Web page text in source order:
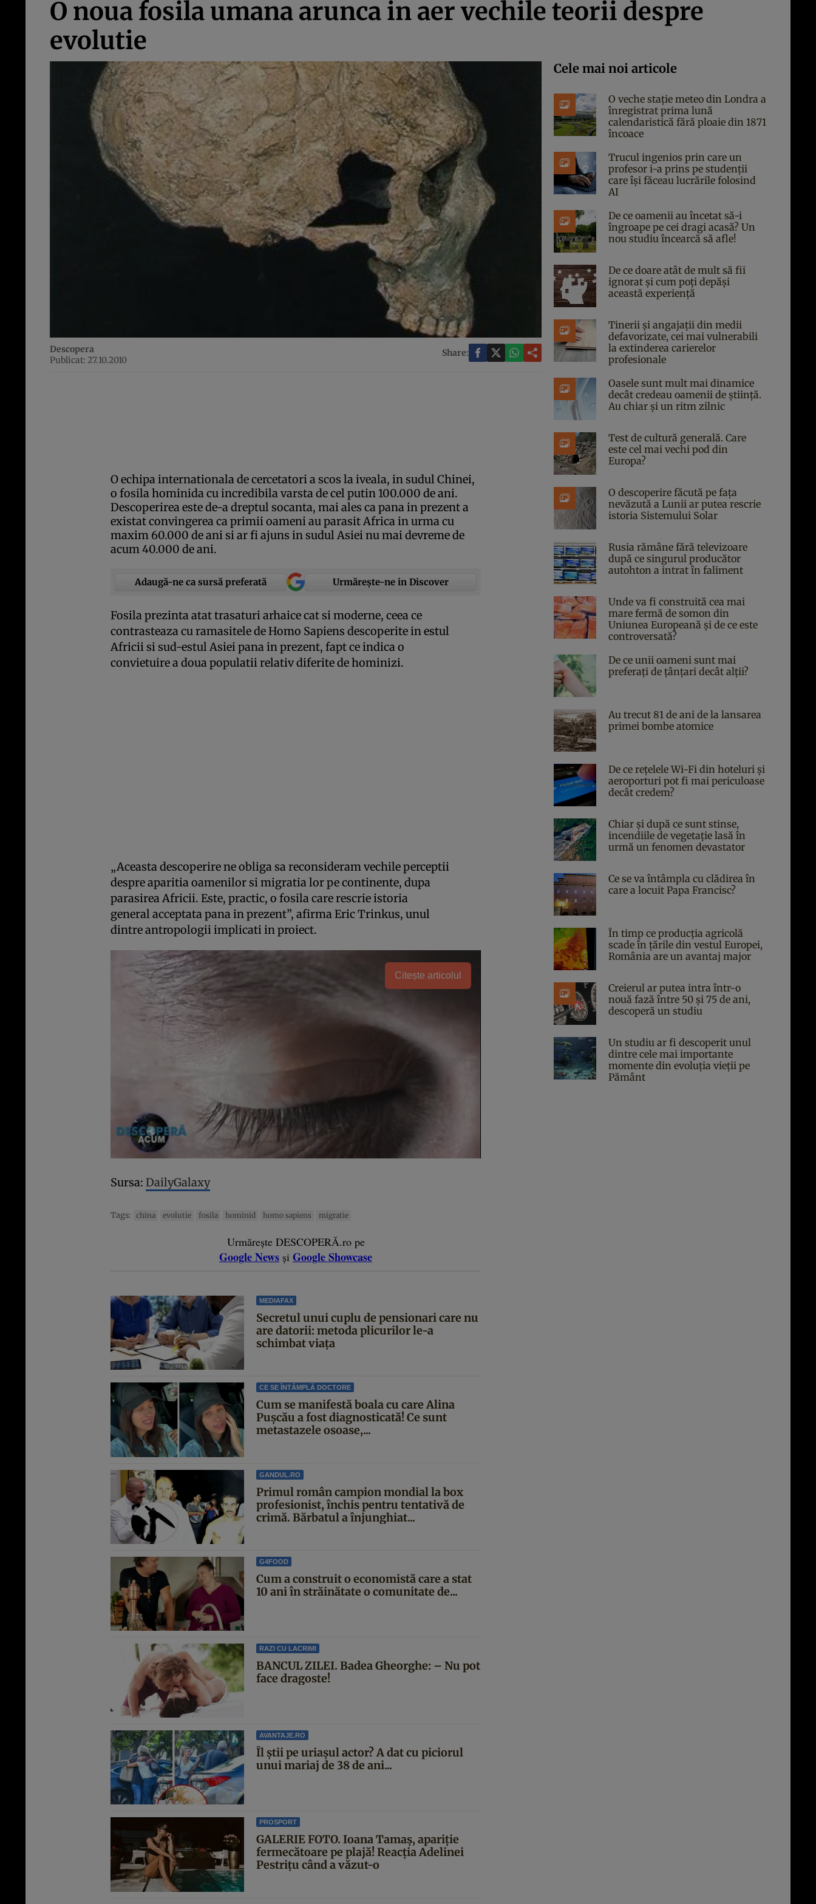
O noua fosila umana arunca in aer vechile teorii despre
evolutie
Descopera
Publicat: 27.10.2010
Share:
O echipa internationala de cercetatori a scos la iveala, in sudul Chinei,
o fosila hominida cu incredibila varsta de cel putin 100.000 de ani.
Descoperirea este de-a dreptul socanta, mai ales ca pana in prezent a
existat convingerea ca primii oameni au parasit Africa in urma cu
maxim 60.000 de ani si ar fi ajuns in sudul Asiei nu mai devreme de
acum 40.000 de ani.
Adaugă-ne ca sursă preferată Urmărește-ne in Discover
Fosila prezinta atat trasaturi arhaice cat si moderne, ceea ce
contrasteaza cu ramasitele de Homo Sapiens descoperite in estul
Africii si sud-estul Asiei pana in prezent, fapt ce indica o
convietuire a doua populatii relativ diferite de hominizi.
„Aceasta descoperire ne obliga sa reconsideram vechile perceptii
despre aparitia oamenilor si migratia lor pe continente, dupa
parasirea Africii. Este, practic, o fosila care rescrie istoria
general acceptata pana in prezent”, afirma Eric Trinkus, unul
dintre antropologii implicati in proiect.
Citește articolul
Sursa: DailyGalaxy
Tags: china evolutie fosila hominid homo sapiens migratie
Urmărește DESCOPERĂ.ro pe
Google News și Google Showcase
MEDIAFAX
Secretul unui cuplu de pensionari care nu
are datorii: metoda plicurilor le-a
schimbat viața
CE SE ÎNTÂMPLĂ DOCTORE
Cum se manifestă boala cu care Alina
Pușcău a fost diagnosticată! Ce sunt
metastazele osoase,...
GANDUL.RO
Primul român campion mondial la box
profesionist, închis pentru tentativă de
crimă. Bărbatul a înjunghiat...
G4FOOD
Cum a construit o economistă care a stat
10 ani în străinătate o comunitate de...
RAZI CU LACRIMI
BANCUL ZILEI. Badea Gheorghe: – Nu pot
face dragoste!
AVANTAJE.RO
Îl știi pe uriașul actor? A dat cu piciorul
unui mariaj de 38 de ani...
PROSPORT
GALERIE FOTO. Ioana Tamaş, apariție
fermecătoare pe plajă! Reacția Adelinei
Pestrițu când a văzut-o
Cele mai noi articole
O veche stație meteo din Londra a
înregistrat prima lună
calendaristică fără ploaie din 1871
încoace
Trucul ingenios prin care un
profesor i-a prins pe studenții
care își făceau lucrările folosind
AI
De ce oamenii au încetat să-i
îngroape pe cei dragi acasă? Un
nou studiu încearcă să afle!
De ce doare atât de mult să fii
ignorat și cum poți depăși
această experiență
Tinerii și angajații din medii
defavorizate, cei mai vulnerabili
la extinderea carierelor
profesionale
Oasele sunt mult mai dinamice
decât credeau oamenii de știință.
Au chiar și un ritm zilnic
Test de cultură generală. Care
este cel mai vechi pod din
Europa?
O descoperire făcută pe fața
nevăzută a Lunii ar putea rescrie
istoria Sistemului Solar
Rusia rămâne fără televizoare
după ce singurul producător
autohton a intrat în faliment
Unde va fi construită cea mai
mare fermă de somon din
Uniunea Europeană și de ce este
controversată?
De ce unii oameni sunt mai
preferați de țânțari decât alții?
Au trecut 81 de ani de la lansarea
primei bombe atomice
De ce rețelele Wi-Fi din hoteluri și
aeroporturi pot fi mai periculoase
decât credem?
Chiar și după ce sunt stinse,
incendiile de vegetație lasă în
urmă un fenomen devastator
Ce se va întâmpla cu clădirea în
care a locuit Papa Francisc?
În timp ce producția agricolă
scade în țările din vestul Europei,
România are un avantaj major
Creierul ar putea intra într-o
nouă fază între 50 și 75 de ani,
descoperă un studiu
Un studiu ar fi descoperit unul
dintre cele mai importante
momente din evoluția vieții pe
Pământ